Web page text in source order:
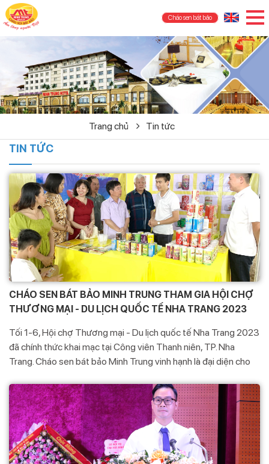
Cháo sen bát bảo
Trang chủ Tin tức
TIN TỨC
CHÁO SEN BÁT BẢO MINH TRUNG THAM GIA HỘI CHỢ
THƯƠNG MẠI - DU LỊCH QUỐC TẾ NHA TRANG 2023
Tối 1-6, Hội chợ Thương mại - Du lịch quốc tế Nha Trang 2023
đã chính thức khai mạc tại Công viên Thanh niên, TP. Nha
Trang. Cháo sen bát bảo Minh Trung vinh hạnh là đại diện cho
Du lịch quốc tế Nha Trang 2023